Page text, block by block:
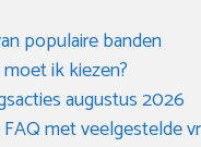
populaire banden
ik kiezen?
augustus 2026
met veelgestelde